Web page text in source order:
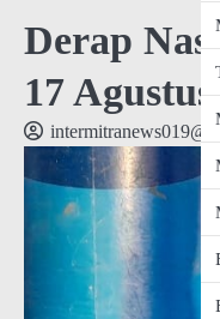
Derap
17 Agustus